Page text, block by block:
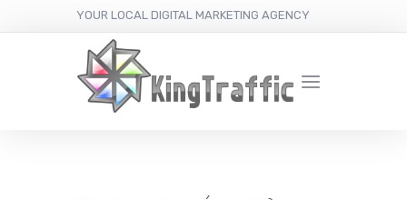
YOUR LOCAL DIGITAL MARKETING AGENCY